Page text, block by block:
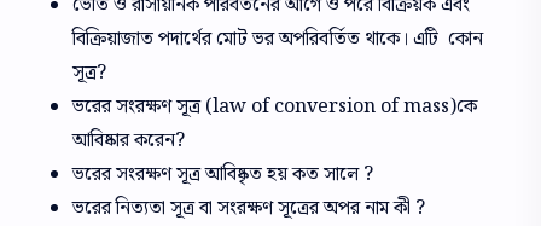
বিক্রিয়াজাত পদার্থের মোট ভর অপরিবর্তিত থাকে। এটি কোন
সূত্র?
ভরের সংরক্ষণ সূত্র (law of conversion of mass)কে
আবিষ্কার করেন?
ভরের সংরক্ষণ সূত্র আবিষ্কৃত হয় কত সালে ?
ভরের নিত্যতা সূত্র বা সংরক্ষণ সূত্রের অপর নাম কী ?